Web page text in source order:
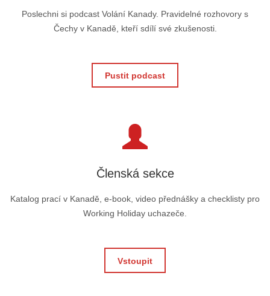
Poslechni si podcast Volání Kanady. Pravidelné rozhovory s
Čechy v Kanadě, kteří sdílí své zkušenosti.
Pustit podcast
Členská sekce
Katalog prací v Kanadě, e-book, video přednášky a checklisty pro
Working Holiday uchazeče.
Vstoupit